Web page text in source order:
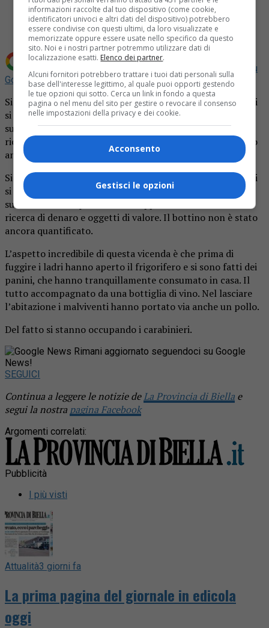
Tweet
Aggiungi La Provincia di Biella come
Fonte preferita su
Google
Singolare furto la notte scorsa a Pettinengo. I soliti ignoti
si sono introdotti in un’abitazione passando da una porta
sul retro. Hanno poi messo a soqquadro l’intera casa alla
ricerca di denaro e oggetti di valore. Il bottino non è stato
ancora quantificato.
Singolare furto la notte scorsa a Pettinengo. I soliti ignoti
si sono introdotti in un’abitazione passando da una porta
sul retro. Hanno poi messo a soqquadro l’intera casa alla
ricerca di denaro e oggetti di valore. Il bottino non è stato
ancora quantificato.
L’aspetto incredibile di questa vicenda è che prima di
fuggire i ladri hanno aperto il frigorifero e si sono fatti dei
panini, che hanno tranquillamente consumato in casa. Il
tutto accompagnato da una bottiglia di vino. Nel lasciare
l’abitazione i malviventi hanno portato via anche un pollo.
Del fatto si stanno occupando i carabinieri.
Rimani aggiornato seguendoci su Google
News!
SEGUICI
Continua a leggere le notizie deLa Provincia di Biella e
segui la nostra pagina Facebook
Argomenti correlati:
Pubblicità
I più visti
Attualità3 giorni fa
La prima pagina del giornale in edicola
oggi
informazioni raccolte dal tuo dispositivo (come cookie,
identificatori univoci e altri dati del dispositivo) potrebbero
essere condivise con questi ultimi, da loro visualizzate e
memorizzate oppure essere usate nello specifico da questo
sito. Noi e i nostri partner potremmo utilizzare dati di
localizzazione esatti. Elenco dei partner.
Alcuni fornitori potrebbero trattare i tuoi dati personali sulla
base dell'interesse legittimo, al quale puoi opporti gestendo
le tue opzioni qui sotto. Cerca un link in fondo a questa
pagina o nel menu del sito per gestire o revocare il consenso
nelle impostazioni della privacy e dei cookie.
Acconsento
Gestisci le opzioni